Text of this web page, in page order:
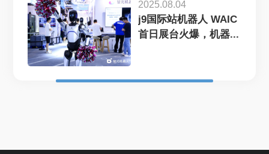
2025.08.04
j9国际站机器人 WAIC
首日展台火爆，机器...